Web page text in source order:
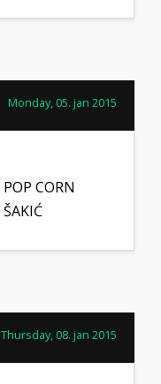
Monday, 05. jan 2015
POP CORN
ŠAKIĆ
Thursday, 08. jan 2015